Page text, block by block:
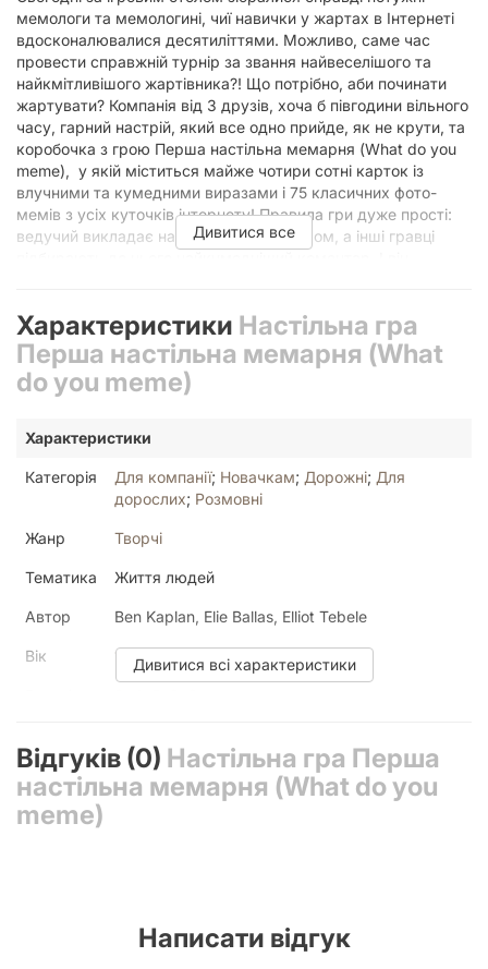
мемологи та мемологині, чиї навички у жартах в Інтернеті
вдосконалювалися десятиліттями. Можливо, саме час
провести справжній турнір за звання найвеселішого та
найкмітливішого жартівника?! Що потрібно, аби починати
жартувати? Компанія від 3 друзів, хоча б півгодини вільного
часу, гарний настрій, який все одно прийде, як не крути, та
коробочка з грою Перша настільна мемарня (What do you
meme), у якій міститься майже чотири сотні карток із
влучними та кумедними виразами і 75 класичних фото-
мемів з усіх куточків інтернету! Правила гри дуже прості:
ведучий викладає на стіл картку з мемом, а інші гравці
завжди (хоча кого ми обманюємо, зазвичай вони і виходять
найсмішнішими). Наймемнішим мемологом наприкінці
партії буде визначено того, хто зміг найбільше разів
розсмішити інших гравців. Ця людина і так не сумнівалася у
Тому коробочку з грою треба замовляти терміново та вже
Також ви можете додати найактуальніші меми до вашої
вечірки з грою Мемологія Паляниця, аби досхочу пореготіти
диктатором.
Дивитися все
Характеристики Настільна гра
Перша настільна мемарня (What
do you meme)
Характеристики
Категорія Для компанії; Новачкам; Дорожні; Для
дорослих; Розмовні
Жанр Творчі
Тематика Життя людей
Автор Ben Kaplan, Elie Ballas, Elliot Tebele
Вік 18+
Selection
Мова Українська
Дивитися всі характеристики
Відгуків (0) Настільна гра Перша
настільна мемарня (What do you
meme)
Написати відгук